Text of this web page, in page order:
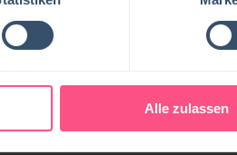
Alle zulassen
Im ITSM zeichnet sich